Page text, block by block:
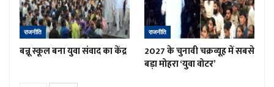
राजनीति
बन्नू स्कूल बना युवा संवाद का केंद्र
राजनीति
2027 के चुनावी चक्रव्यूह में सबसे
बड़ा मोहरा ‘युवा वोटर’